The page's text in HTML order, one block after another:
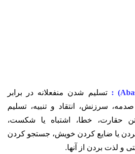
تسلیم شدن منفعلانه در برابر
سرزنش، انتقاد و تنبیه، تسلیم
حقارت، خطا، اشتباه یا شکست،
یا ضایع کردن خویش، جستجو کردن
و لذت بردن از آنها.